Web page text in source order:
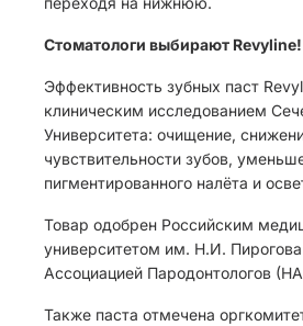
Стоматологи выбирают Revyline!
Эффективность зубных паст
клиническим исследованием
Университета: очищение,
чувствительности зубов,
пигментированного налёта и
Товар одобрен Российским
университетом им. Н.И.
Ассоциацией Пародонтологов
Также паста отмечена